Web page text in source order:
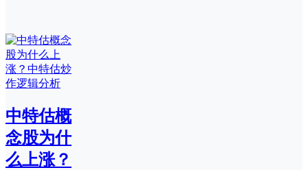
中特估概
念股为什
么上涨？